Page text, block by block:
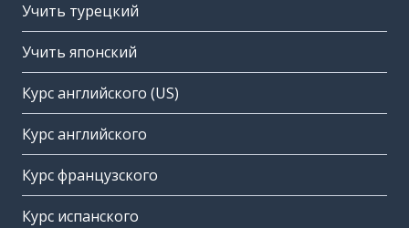
Учить турецкий
Учить японский
Курс английского (US)
Курс английского
Курс французского
Курс испанского